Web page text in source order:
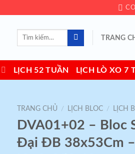
Tìm
TRANG
LỊCH 52 TUẦN LỊCH LÒ XO 7
TRANG CHỦ / LỊCH BLOC / LỊCH
DVA01+02 – Bloc
Đại ĐB 38x53Cm